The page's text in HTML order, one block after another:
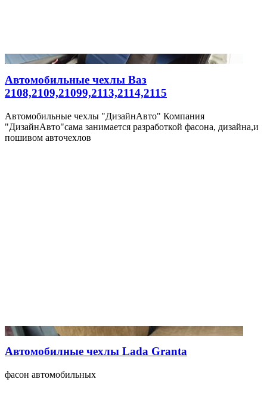
Автомобильные чехлы Ваз
2108,2109,21099,2113,2114,2115
Автомобильные чехлы "ДизайнАвто" Компания
"ДизайнАвто"сама занимается разработкой фасона, дизайна,и
пошивом авточехлов
Автомобилные чехлы Lada Granta
фасон автомобильных